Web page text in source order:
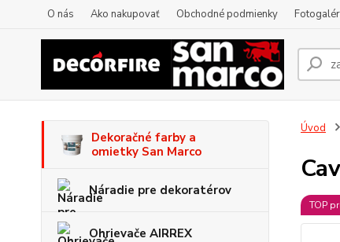
O nás Ako nakupovať Obchodné podmienky
Dekoračné farby a
omietky San Marco
Náradie pre dekoratérov
Ohrievače AIRREX
Úvod
TOP